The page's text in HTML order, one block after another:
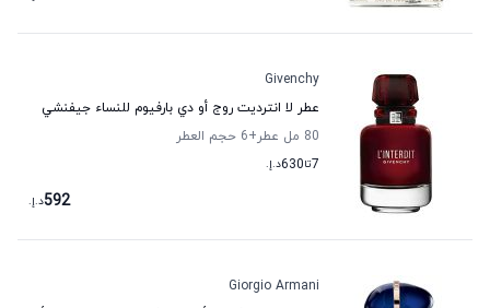
Givenchy
عطر لا انترديت روج أو دي بارفيوم للنساء جيفنشي
80 مل عطر
+6
حجم العطر
7تا630د.إ.
592د.إ.
Giorgio Armani